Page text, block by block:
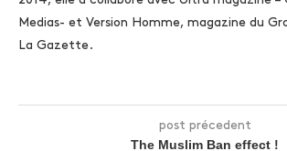
Medias- et Version Homme, magazine du
La Gazette.
post précedent
The Muslim Ban effect !